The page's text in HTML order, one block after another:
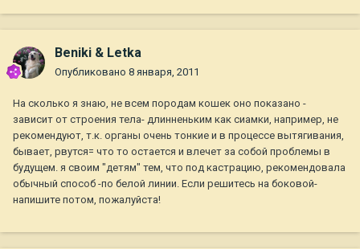
Beniki & Letka
Опубликовано 8 января, 2011
На сколько я знаю, не всем породам кошек оно показано -
зависит от строения тела- длинненьким как сиамки, например, не
рекомендуют, т.к. органы очень тонкие и в процессе вытягивания,
бывает, рвутся= что то остается и влечет за собой проблемы в
будущем. я своим "детям" тем, что под кастрацию, рекомендовала
обычный способ -по белой линии. Если решитесь на боковой-
напишите потом, пожалуйста!